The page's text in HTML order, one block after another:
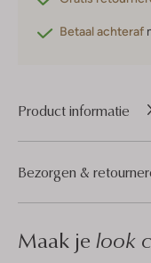
Betaal achteraf
Product informatie
Bezorgen &
Maak je look